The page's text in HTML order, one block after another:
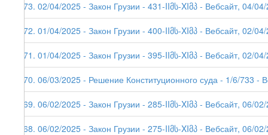
273. 02/04/2025 - Закон Грузии - 431-IIმს-XIმპ - Вебсайт, 04/
272. 01/04/2025 - Закон Грузии - 400-IIმს-XIმპ - Вебсайт, 02/
271. 01/04/2025 - Закон Грузии - 395-IIმს-XIმპ - Вебсайт, 02/
270. 06/03/2025 - Решение Конституционного суда - 1/6/733 -
269. 06/02/2025 - Закон Грузии - 285-IIმს-XIმპ - Вебсайт, 06/
268. 06/02/2025 - Закон Грузии - 275-IIმს-XIმპ - Вебсайт, 06/